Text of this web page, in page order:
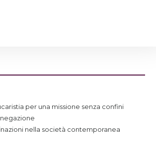
per una missione senza confini
nella società contemporanea